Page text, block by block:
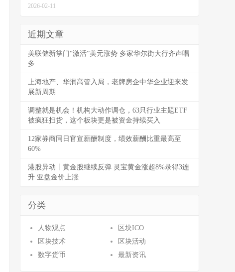
2026-02-11
近期文章
美联储新掌门“激活”美元涨势 多家华尔街大行齐声唱
多
上海地产、华润高管入局，老牌房企中华企业迎来发
展新周期
调整就是机会！机构大动作调仓，63只行业主题ETF
被疯狂扫货，这个板块更是被资金持续买入
12家券商同日官宣薪酬制度，绩效薪酬比重最高至
60%
港股异动丨黄金股继续反弹 灵宝黄金涨超8%录得3连
升 亚盘金价上涨
分类
人物观点
区块ICO
区块技术
区块活动
数字货币
最新资讯